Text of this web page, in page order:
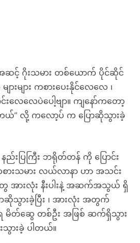
ည်းပြကြီး ဘရိုတ်တန် ကို ပြောင်း
းသမား လယ်လာနာ ဟာ အသင်း
ေ အားလုံး နီးပါးနဲ့ အဆက်အသွယ် ရှိ
ဆိုသွားခဲ့ပြီး ၊ အားလုံး အတွက်
ားခဲ့ ပါတယ်။